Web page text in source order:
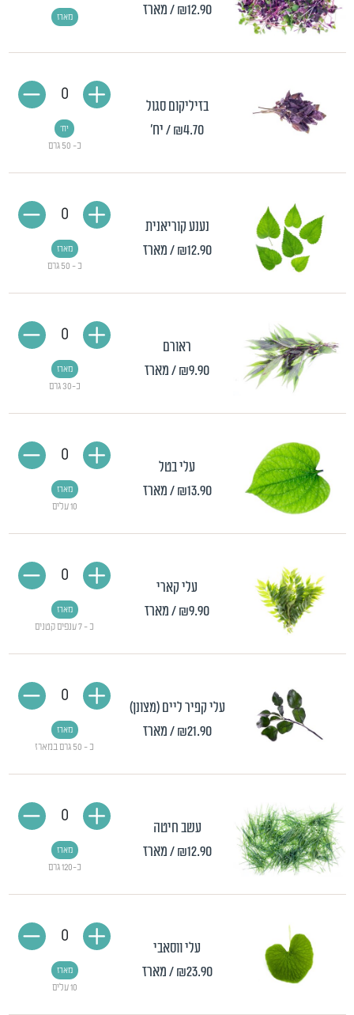
₪12.90 / מארז מארז
בזיליקום סגול
₪4.70/ יח'
כ- 50 גרם
יח'
0
נענע קוריאנית
₪12.90 / מארז
כ - 50 גרם
מארז
0
ראורם
₪9.90/ מארז
כ-30 גרם
מארז
0
עלי בטל
₪13.90 / מארז
10 עלים
מארז
0
עלי קארי
₪9.90/ מארז
כ - 7 ענפים קטנים
מארז
0
עלי קפיר ליים (מצונן)
₪21.90 / מארז
כ - 50 גרם במארז
מארז
0
עשב חיטה
₪12.90 / מארז
כ-120 גרם
מארז
0
עלי ווסאבי
₪23.90 / מארז
10 עלים
מארז
0